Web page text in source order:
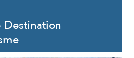
Destination